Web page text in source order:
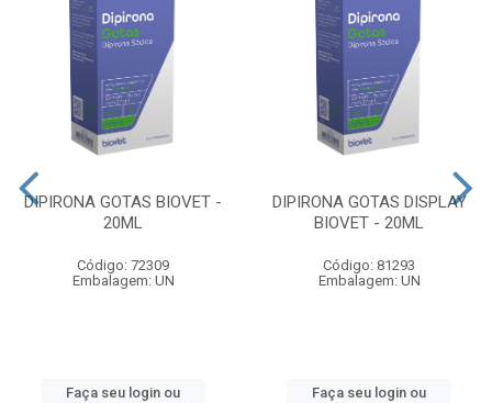
DIPIRONA GOTAS BIOVET -
20ML
Código: 72309
Embalagem: UN
Faça seu login ou
DIPIRONA GOTAS DISPLAY
BIOVET - 20ML
Código: 81293
Embalagem: UN
Faça seu login ou